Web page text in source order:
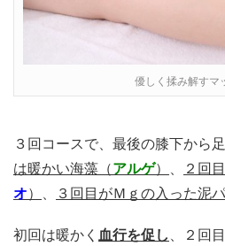
優しく揉み解すマ
３回コースで、最後の膝下から
は暖かい海藻（アルゲ） ２回
オ） ３回目がＭｇの入った泥
初回は暖かく 血行を促し
、２回